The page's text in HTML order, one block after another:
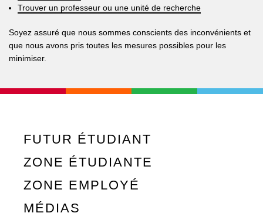
Trouver un professeur ou une unité de recherche
Soyez assuré que nous sommes conscients des inconvénients et
que nous avons pris toutes les mesures possibles pour les
minimiser.
FUTUR ÉTUDIANT
ZONE ÉTUDIANTE
ZONE EMPLOYÉ
MÉDIAS